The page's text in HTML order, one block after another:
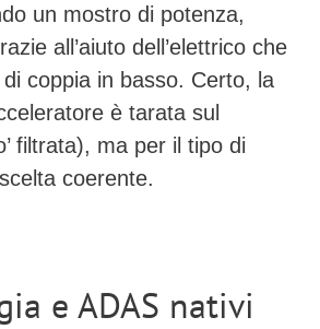
un mostro di potenza,
all’aiuto dell’elettrico che
coppia in basso. Certo, la
è tarata sul
filtrata), ma per il tipo di
coerente.
e ADAS nativi